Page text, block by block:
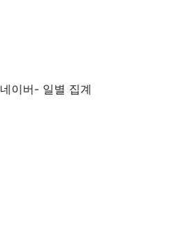
네이버- 일별 집계